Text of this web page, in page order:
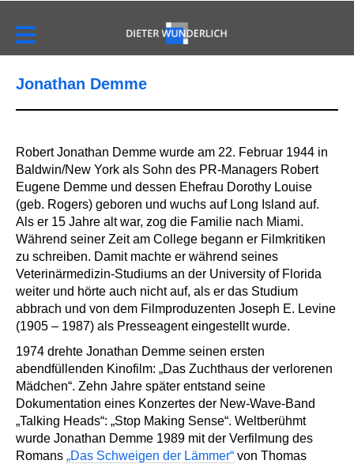
Jonathan Demme
Robert Jonathan Demme wurde am 22. Februar 1944 in
Baldwin/New York als Sohn des PR-Managers Robert
Eugene Demme und dessen Ehefrau Dorothy Louise
(geb. Rogers) geboren und wuchs auf Long Island auf.
Als er 15 Jahre alt war, zog die Familie nach Miami.
Während seiner Zeit am College begann er Filmkritiken
zu schreiben. Damit machte er während seines
Veterinärmedizin-Studiums an der University of Florida
weiter und hörte auch nicht auf, als er das Studium
abbrach und von dem Filmproduzenten Joseph E. Levine
(1905 – 1987) als Presseagent eingestellt wurde.
1974 drehte Jonathan Demme seinen ersten
abendfüllenden Kinofilm: „Das Zuchthaus der verlorenen
Mädchen“. Zehn Jahre später entstand seine
Dokumentation eines Konzertes der New-Wave-Band
„Talking Heads“: „Stop Making Sense“. Weltberühmt
wurde Jonathan Demme 1989 mit der Verfilmung des
Romans „Das Schweigen der Lämmer“ von Thomas